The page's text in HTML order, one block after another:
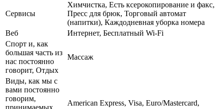
Сервисы
Химчистка, Есть ксерокопирование и факс,
Пресс для брюк, Торговый автомат
(напитки), Каждодневная уборка номера
Веб
Интернет, Бесплатный Wi-Fi
Спорт и, как
большая часть из
нас постоянно
говорит, Отдых
Массаж
Виды, как мы с
вами постоянно
говорим,
American Express, Visa, Euro/Mastercard,